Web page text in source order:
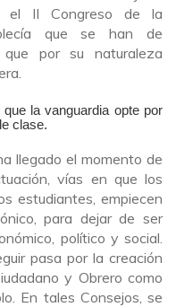
el II Congreso de la
que se han de
que por su naturaleza
la vanguardia opte por
clase.
llegado el momento de
vías en que los
estudiantes, empiecen
para dejar de ser
político y social.
pasa por la creación
y Obrero como
En tales Consejos, se